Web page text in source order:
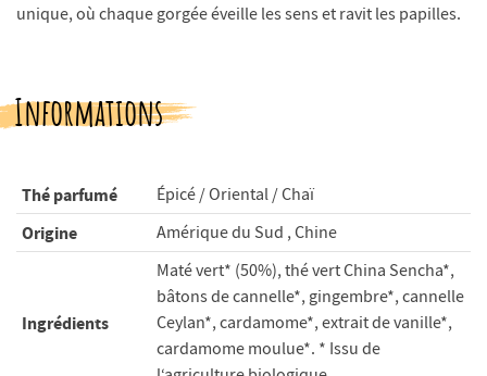
unique, où chaque gorgée éveille les sens et ravit les papilles.
Informations
Thé parfumé
Épicé / Oriental / Chaï
Origine
Amérique du Sud , Chine
Ingrédients
Maté vert* (50%), thé vert China Sencha*,
bâtons de cannelle*, gingembre*, cannelle
Ceylan*, cardamome*, extrait de vanille*,
cardamome moulue*. * Issu de